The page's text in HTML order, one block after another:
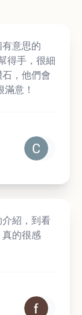
意思的
得手，很細
，他們會
意！
紹，到看
真的很感